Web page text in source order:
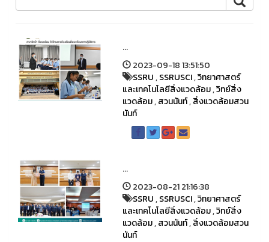
...
2023-09-18 13:51:50
SSRU,SSRUSCI,วิทยาศาสตร์
และเทคโนโลยีสิ่งแวดล้อม,วิทย์สิ่ง
แวดล้อม,สวนนันท์,สิ่งแวดล้อมสวน
นันท์
...
2023-08-21 21:16:38
SSRU,SSRUSCI,วิทยาศาสตร์
และเทคโนโลยีสิ่งแวดล้อม,วิทย์สิ่ง
แวดล้อม,สวนนันท์,สิ่งแวดล้อมสวน
นันท์